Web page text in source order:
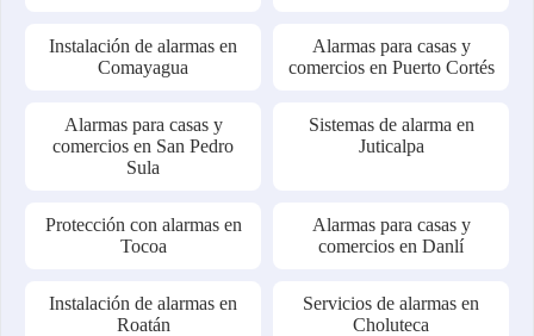
Instalación de alarmas en
Comayagua
Alarmas para casas y
comercios en Puerto Cortés
Alarmas para casas y
comercios en San Pedro
Sula
Sistemas de alarma en
Juticalpa
Protección con alarmas en
Tocoa
Alarmas para casas y
comercios en Danlí
Instalación de alarmas en
Roatán
Servicios de alarmas en
Choluteca